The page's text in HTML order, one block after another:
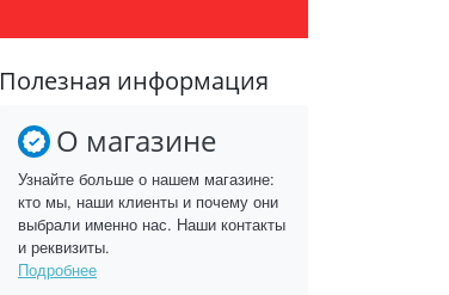
Полезная информация
О магазине
Узнайте больше о нашем магазине:
кто мы, наши клиенты и почему они
выбрали именно нас. Наши контакты
и реквизиты.
Подробнее